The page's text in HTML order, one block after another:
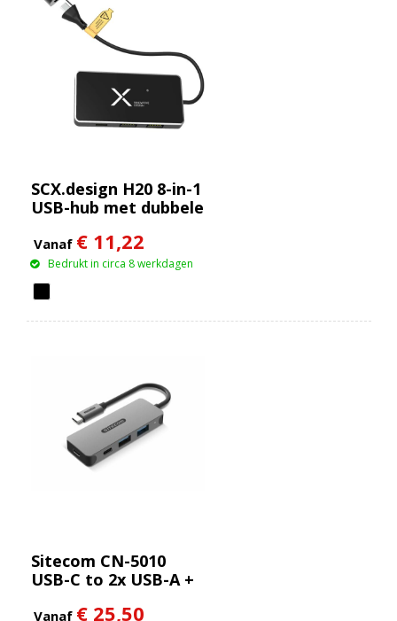
SCX.design H20 8-in-1
USB-hub met dubbele
Vanaf € 11,22
Bedrukt in circa 8 werkdagen
Sitecom CN-5010
USB-C to 2x USB-A +
Vanaf € 25,50